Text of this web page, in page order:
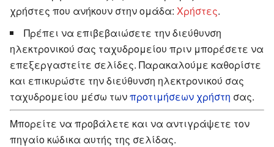
χρήστες που ανήκουν στην ομάδα: Χρήστες.
Πρέπει να επιβεβαιώσετε την διεύθυνση
ηλεκτρονικού σας ταχυδρομείου πριν μπορέσετε να
επεξεργαστείτε σελίδες. Παρακαλούμε καθορίστε
και επικυρώστε την διεύθυνση ηλεκτρονικού σας
ταχυδρομείου μέσω τωνπροτιμήσεων χρήστη σας.
Μπορείτε να προβάλετε και να αντιγράψετε τον
πηγαίο κώδικα αυτής της σελίδας.